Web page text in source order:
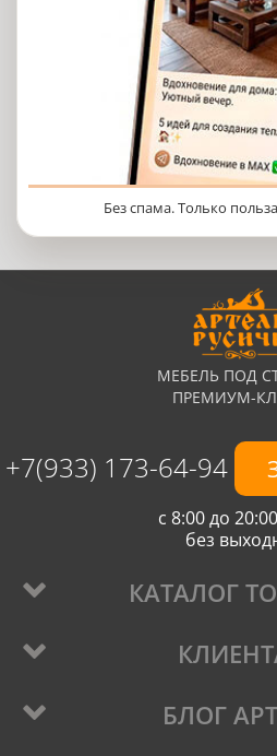
Без спама. Только
МЕБЕЛЬ ПОД
ПРЕМИУМ-
+7(933) 173-64-94
с 8:00 до
без
КАТАЛОГ
БЛОГ